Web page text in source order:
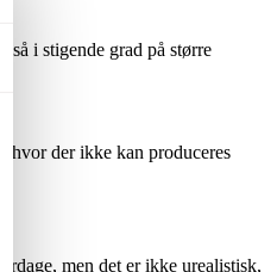
i stigende grad på større
hvor der ikke kan produceres
men det er ikke urealistisk,